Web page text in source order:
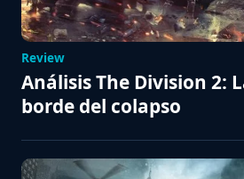
Review
Análisis The Division 2:
borde del colapso